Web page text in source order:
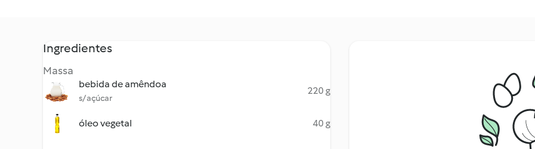
Ingredientes
Massa
bebida de amêndoa
s/ açúcar
220 g
óleo vegetal 40 g